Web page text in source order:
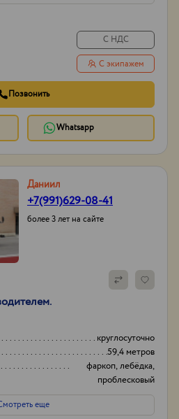
С НДС
С экипажем
Позвонить
Whatsapp
Даниил
+7(991)629-08-41
более 3 лет на сайте
круглосуточно
59,4 метров
фаркоп, лебёдка,
проблесковый
маячок,
еще